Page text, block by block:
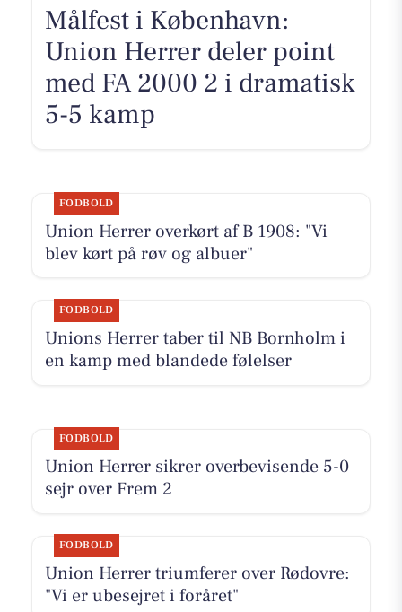
Målfest i København:
Union Herrer deler point
med FA 2000 2 i dramatisk
5-5 kamp
FODBOLD
Union Herrer overkørt af B 1908: "Vi
blev kørt på røv og albuer"
FODBOLD
Unions Herrer taber til NB Bornholm i
en kamp med blandede følelser
FODBOLD
Union Herrer sikrer overbevisende 5-0
sejr over Frem 2
FODBOLD
Union Herrer triumferer over Rødovre:
"Vi er ubesejret i foråret"